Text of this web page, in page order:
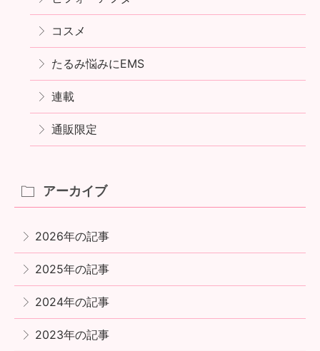
コスメ
たるみ悩みにEMS
連載
通販限定
アーカイブ
2026年の記事
2025年の記事
2024年の記事
2023年の記事